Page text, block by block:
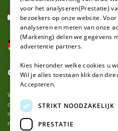
Over ons
Wij van robotmaaier-mesjes.nl doen
onderhoud van robot grasmaaier
maken. Uit ervaring merkten we hoe
messen voor een automatische
voor het analyseren(Prestatie)
bezoekers op onze website.
analyseren en meten van onze
(Marketing) delen we gegevens
advertentie partners.
Kies hieronder welke cookies u
Wil je alles toestaan klik dan
Accepteren.
STRIKT NOODZAKELIJK
PRESTATIE